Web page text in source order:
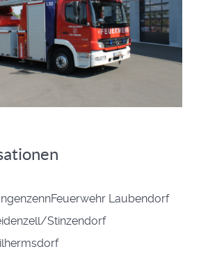
Feuerwehr Laubendorf
Stinzendorf